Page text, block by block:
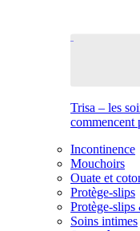
Trisa – les
commencent
Incontinence
Mouchoirs
Ouate et
Protège-slips
Protège-slips
Soins intimes